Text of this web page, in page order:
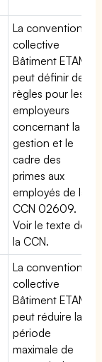
La convention
collective
Bâtiment ETAM
peut définir des
règles pour les
employeurs
concernant la
gestion et le
cadre des
primes aux
employés de la
CCN 02609.
Voir le texte de
la CCN.
La convention
collective
Bâtiment ETAM
peut réduire la
période
maximale de